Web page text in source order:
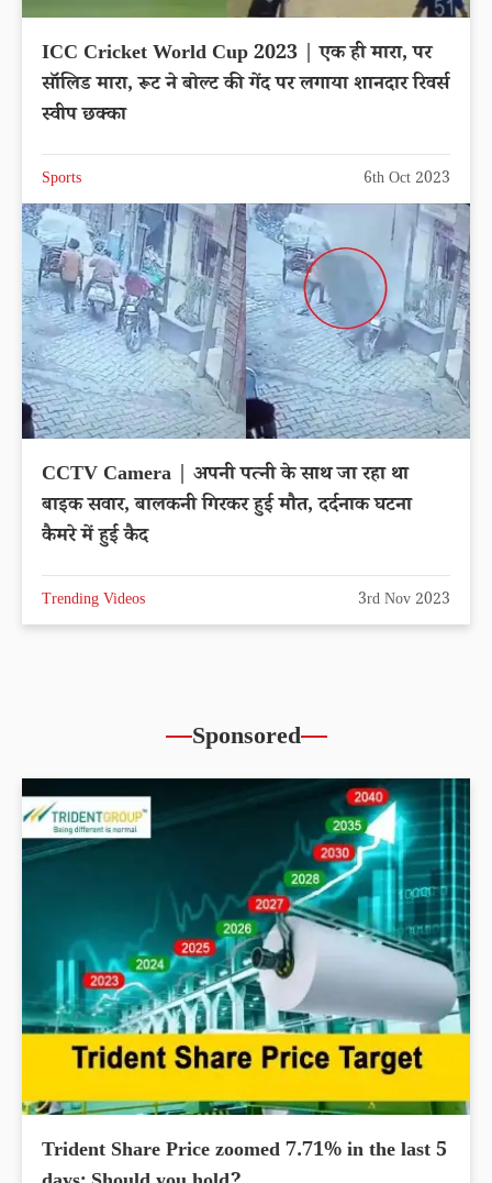
ICC Cricket World Cup 2023 | एक ही मारा, पर
सॉलिड मारा, रूट ने बोल्ट की गेंद पर लगाया शानदार रिवर्स
स्वीप छक्का
Sports 6th Oct 2023
CCTV Camera | अपनी पत्नी के साथ जा रहा था
बाइक सवार, बालकनी गिरकर हुई मौत, दर्दनाक घटना
कैमरे में हुई कैद
Trending Videos 3rd Nov 2023
Sponsored
Trident Share Price zoomed 7.71% in the last 5